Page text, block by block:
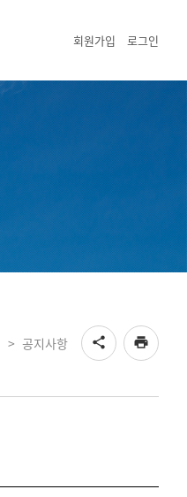
회원가입 로그인
share print
> 공지사항